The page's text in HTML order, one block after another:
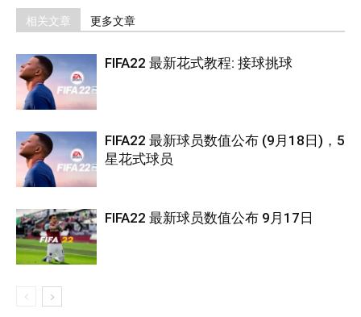
相关文章 更多文章
FIFA22 最新花式教程: 接球挑球
FIFA22 最新球员数值公布 (9月18日)，5
星花式球员
FIFA22 最新球员数值公布 9月17日